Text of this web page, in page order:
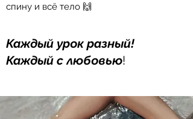
спину и всё тело 🙌
​Каждый урок разный!
Каждый с любовью!